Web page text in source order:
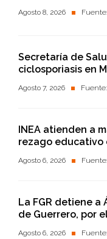
Agosto 8, 2026 Fuente:
Secretaría de
ciclosporiasis en
Agosto 7, 2026 Fuente:
INEA atienden a
rezago educativo
Agosto 6, 2026 Fuente:
La FGR detiene a
de Guerrero, por
Agosto 6, 2026 Fuente: